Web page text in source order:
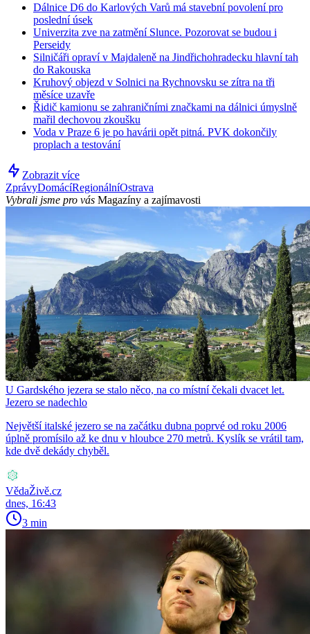
Dálnice D6 do Karlových Varů má stavební povolení pro
poslední úsek
Univerzita zve na zatmění Slunce. Pozorovat se budou i
Perseidy
Silničáři opraví v Majdaleně na Jindřichohradecku hlavní tah
do Rakouska
Kruhový objezd v Solnici na Rychnovsku se zítra na tři
měsíce uzavře
Řidič kamionu se zahraničními značkami na dálnici úmyslně
mařil dechovou zkoušku
Voda v Praze 6 je po havárii opět pitná. PVK dokončily
proplach a testování
Zobrazit více
ZprávyDomácíRegionálníOstrava
Vybrali jsme pro vás Magazíny a zajímavosti
U Gardského jezera se stalo něco, na co místní čekali dvacet let.
Jezero se nadechlo
Největší italské jezero se na začátku dubna poprvé od roku 2006
úplně promísilo až ke dnu v hloubce 270 metrů. Kyslík se vrátil tam,
kde dvě dekády chyběl.
VědaŽivě.cz
dnes, 16:43
3 min